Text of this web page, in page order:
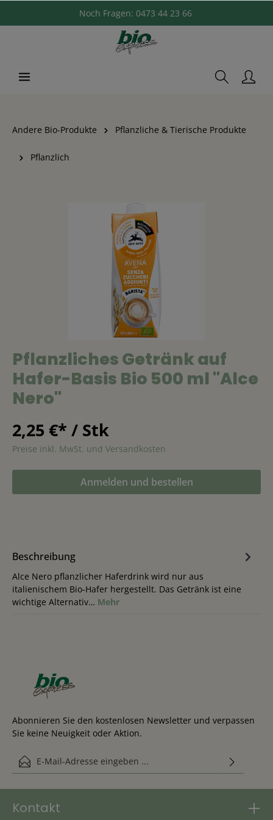
Noch Fragen: 0473 44 23 66
Andere Bio-Produkte Pflanzliche & Tierische Produkte
Pflanzlich
Pflanzliches Getränk auf
Hafer-Basis Bio 500 ml "Alce
Nero"
2,25 €* / Stk
Preise inkl. MwSt. und Versandkosten
Anmelden und bestellen
Beschreibung
Alce Nero pflanzlicher Haferdrink wird nur aus
italienischem Bio-Hafer hergestellt. Das Getränk ist eine
wichtige Alternativ… Mehr
Abonnieren Sie den kostenlosen Newsletter und verpassen
Sie keine Neuigkeit oder Aktion.
E-Mail-Adresse*
und dieAGBgelesen und bin mit ihnen einverstanden.
DatenschutzrichtlinieundNutzungsbedingungen.
Kontakt